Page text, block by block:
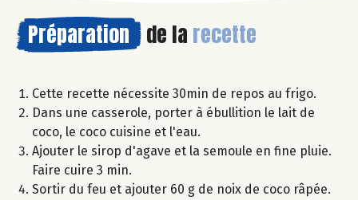
Préparation de la recette
Cette recette nécessite 30min de repos au frigo.
Dans une casserole, porter à ébullition le lait de
coco, le coco cuisine et l'eau.
Ajouter le sirop d'agave et la semoule en fine pluie.
Faire cuire 3 min.
Sortir du feu et ajouter 60 g de noix de coco râpée.